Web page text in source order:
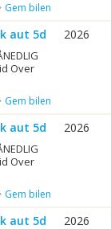
Gem bilen
aut 5d
Over
Gem bilen
2026
aut 5d
Over
Gem bilen
2026
aut 5d 2026